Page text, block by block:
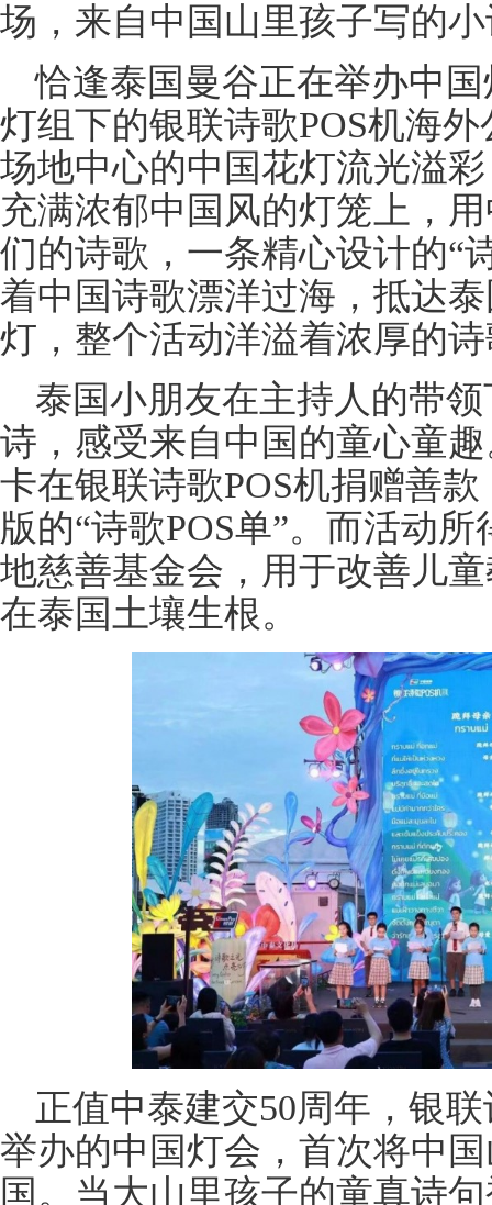
场，来自中国山里孩子写的
恰逢泰国曼谷正在举办中
灯组下的银联诗歌POS机海
场地中心的中国花灯流光溢
充满浓郁中国风的灯笼上，
们的诗歌，一条精心设计的“
着中国诗歌漂洋过海，抵达
灯，整个活动洋溢着浓厚的
泰国小朋友在主持人的带
诗，感受来自中国的童心童
卡在银联诗歌POS机捐赠善
版的“诗歌POS单”。而活动
地慈善基金会，用于改善儿
在泰国土壤生根。
正值中泰建交50周年，银
举办的中国灯会，首次将中
国。当大山里孩子的童真诗